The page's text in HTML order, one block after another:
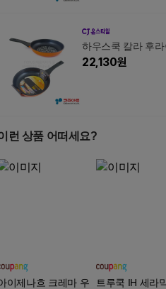
하우스쿡 칼라 후
22,130원
런 상품 어떠세요?
이제나흐 크레마 우
트루쿡 IH 세라